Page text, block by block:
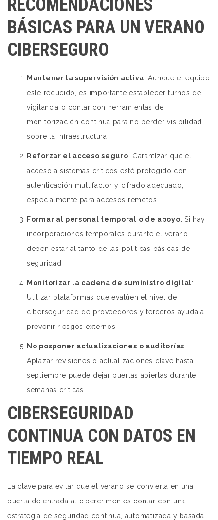
RECOMENDACIONES
BÁSICAS PARA UN VERANO
CIBERSEGURO
Mantener la supervisión activa: Aunque el equipo
esté reducido, es importante establecer turnos de
vigilancia o contar con herramientas de
monitorización continua para no perder visibilidad
sobre la infraestructura.
Reforzar el acceso seguro: Garantizar que el
acceso a sistemas críticos esté protegido con
autenticación multifactor y cifrado adecuado,
especialmente para accesos remotos.
Formar al personal temporal o de apoyo: Si hay
incorporaciones temporales durante el verano,
deben estar al tanto de las políticas básicas de
seguridad.
Monitorizar la cadena de suministro digital:
Utilizar plataformas que evalúen el nivel de
ciberseguridad de proveedores y terceros ayuda a
prevenir riesgos externos.
No posponer actualizaciones o auditorías:
Aplazar revisiones o actualizaciones clave hasta
septiembre puede dejar puertas abiertas durante
semanas críticas.
CIBERSEGURIDAD
CONTINUA CON DATOS EN
TIEMPO REAL
La clave para evitar que el verano se convierta en una
puerta de entrada al cibercrimen es contar con una
estrategia de seguridad continua, automatizada y basada